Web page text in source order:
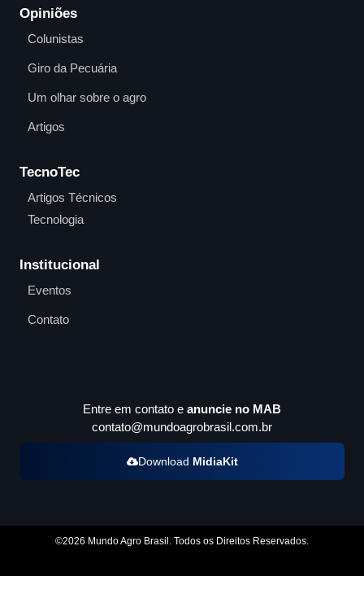
Opiniões
Colunistas
Giro da Pecuária
Um olhar sobre o agro
Artigos
TecnoTec
Artigos Técnicos
Tecnologia
Institucional
Eventos
Contato
Entre em contato e anuncie no MAB
contato@mundoagrobrasil.com.br
Download MidiaKit
©2026 Mundo Agro Brasil. Todos os Direitos Reservados.